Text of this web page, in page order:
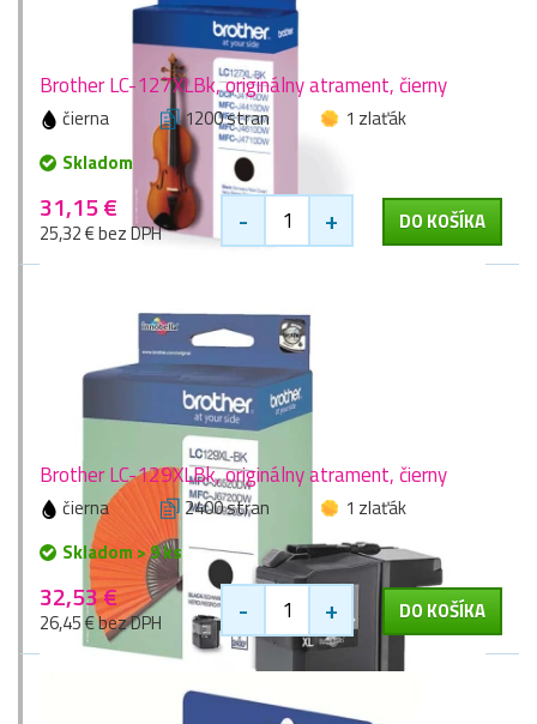
Brother LC-127XLBk, originálny atrament, čierny
čierna 1200 stran
1 zlaťák
Skladom
31,15 €
25,32 € bez DPH - + DO KOŠÍKA
Brother LC-129XLBk, originálny atrament, čierny
čierna 2400 stran
1 zlaťák
Skladom > 9 ks
32,53 €
26,45 € bez DPH - + DO KOŠÍKA